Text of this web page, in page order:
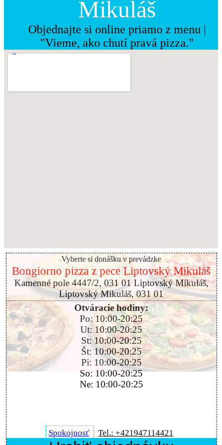
Mikuláš
Objednajte si online priamo z menu |
"Vieme, ako chutí pravá pizza."
Vyberte si donášku v prevádzke
Bongiorno pizza z pece Liptovský Mikuláš
Kamenné pole 4447/2, 031 01 Liptovský Mikuláš,
Liptovský Mikuláš, 031 01
Otváracie hodiny:
Po: 10:00-20:25
Ut: 10:00-20:25
St: 10:00-20:25
Št: 10:00-20:25
Pi: 10:00-20:25
So: 10:00-20:25
Ne: 10:00-20:25
Spokojnosť Tel.: +421947114421